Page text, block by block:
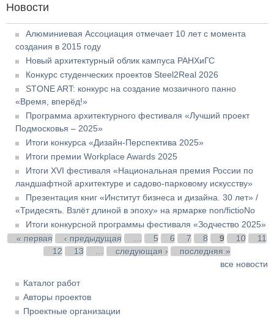
Новости
Алюминиевая Ассоциация отмечает 10 лет с момента
создания в 2015 году
Новый архитектурный облик кампуса РАНХиГС
Конкурс студенческих проектов Steel2Real 2026
STONE ART: конкурс на создание мозаичного панно
«Время, вперёд!»
Программа архитектурного фестиваля «Лучший проект
Подмосковья – 2025»
Итоги конкурса «Дизайн-Перспектива 2025»
Итоги премии Workplace Awards 2025
Итоги XVI фестиваля «Национальная премия России по
ландшафтной архитектуре и садово-парковому искусству»
Презентация книг «Институт бизнеса и дизайна. 30 лет» /
«Тридесять. Взлёт длиной в эпоху» на ярмарке non/fictioNo
Итоги конкурсной программы фестиваля «Зодчество 2025»
Страницы
« первая ‹ предыдущая 5 6 7 8 9 10
11
12
13 следующая ›
последняя »
все новости
Каталог работ
Авторы проектов
Проектные организации